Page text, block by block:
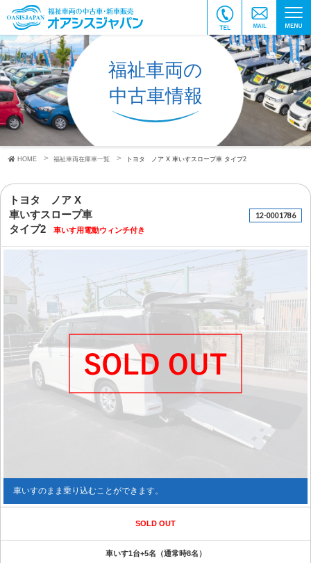
福祉車両の
中古車情報
HOME 福祉車両在庫車一覧 トヨタ ノア X 車いすスロープ車 タイプ2
トヨタ ノア X
車いすスロープ車
タイプ2
車いす用電動ウィンチ付き
12-0001786
車いすのまま乗り込むことができます。
SOLD OUT
車いす1台+5名（通常時8名）